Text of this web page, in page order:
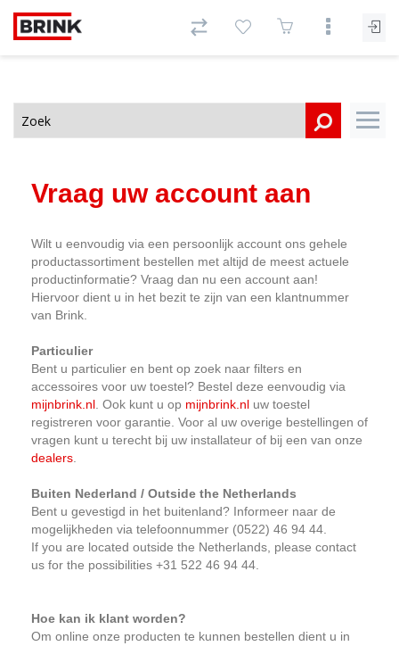
Vraag uw account aan
Wilt u eenvoudig via een persoonlijk account ons gehele
productassortiment bestellen met altijd de meest actuele
productinformatie? Vraag dan nu een account aan!
Hiervoor dient u in het bezit te zijn van een klantnummer
van Brink.
Particulier
Bent u particulier en bent op zoek naar filters en
accessoires voor uw toestel? Bestel deze eenvoudig via
mijnbrink.nl . Ook kunt u op mijnbrink.nl uw toestel
registreren voor garantie. Voor al uw overige bestellingen of
vragen kunt u terecht bij uw installateur of bij een van onze
dealers
Buiten Nederland / Outside the Netherlands
Bent u gevestigd in het buitenland? Informeer naar de
mogelijkheden via telefoonnummer (0522) 46 94 44.
If you are located outside the Netherlands, please contact
us for the possibilities +31 522 46 94 44.
Hoe kan ik klant worden?
Om online onze producten te kunnen bestellen dient u in